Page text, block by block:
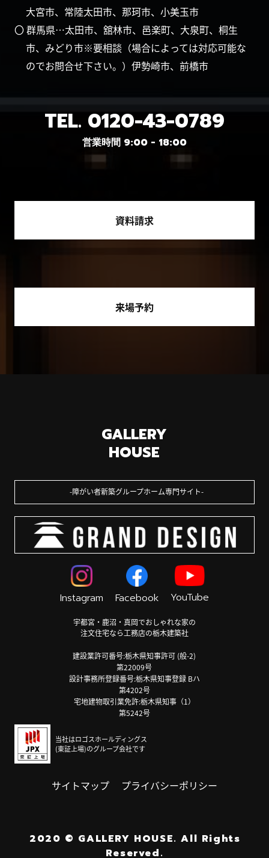
大宮市、常陸太田市、那珂市、小美玉市
〇 群馬県…太田市、舘林市、邑楽町、大泉町、桐生
市、みどり市※要相談（場合によっては対応可能な
のでお問合せ下さい。）伊勢崎市、前橋市
TEL. 0120-43-0789
営業時間 9:00 - 18:00
資料請求
来場予約
GALLERY
HOUSE
障がい者新築グループホーム専門サイト
Instagram Facebook YouTube
宇都宮・鹿沼・真岡でおしゃれな家の
注文住宅なら工務店の栃木建築社
建設業許可番号:栃木県知事許可 (般-2)
第22009号
設計事務所登録番号:栃木県知事登録 Bハ
第4202号
宅地建物取引業免許:栃木県知事（1）
第5242号
当社はロゴスホールディングス
(東証上場)のグループ会社です
サイトマップ プライバシーポリシー
2020 © GALLERY HOUSE. All Rights
Reserved.